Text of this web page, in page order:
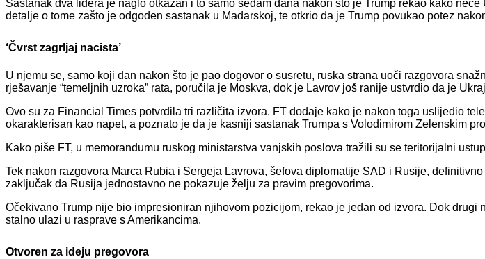
Sastanak dva lidera je naglo otkazan i to samo sedam dana nakon što je Trump rekao kako
detalje o tome zašto je odgođen sastanak u Mađarskoj, te otkrio da je Trump povukao potez
‘Čvrst zagrljaj nacista’
U njemu se, samo koji dan nakon što je pao dogovor o susretu, ruska strana uoči razgovora
rješavanje “temeljnih uzroka” rata, poručila je Moskva, dok je Lavrov još ranije ustvrdio da je
Ovo su za Financial Times potvrdila tri različita izvora. FT dodaje kako je nakon toga uslijedio
okarakterisan kao napet, a poznato je da je kasniji sastanak Trumpa s Volodimirom Zelenskim
Kako piše FT, u memorandumu ruskog ministarstva vanjskih poslova tražili su se teritorijalni
Tek nakon razgovora Marca Rubia i Sergeja Lavrova, šefova diplomatije SAD i Rusije,
zaključak da Rusija jednostavno ne pokazuje želju za pravim pregovorima.
Očekivano Trump nije bio impresioniran njihovom pozicijom, rekao je jedan od izvora. Dok
stalno ulazi u rasprave s Amerikancima.
Otvoren za ideju pregovora